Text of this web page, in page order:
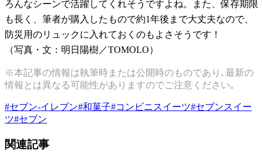
ろんなシーンで活躍してくれそうですよね。また、保存期限
も長く、筆者が購入したもので約1年後まで大丈夫なので、
防災用のリュックに入れておくのもよさそうです！
（写真・文：明日陽樹／TOMOLO）
※本記事の情報は執筆時または公開時のものであり､最新の
情報とは異なる可能性がありますのでご注意ください｡
#セブン-イレブン#和菓子#コンビニスイーツ#セブンスイー
ツ#セブン
関連記事